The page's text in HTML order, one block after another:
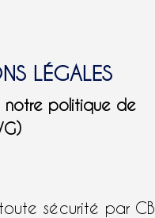
LÉGALES
notre politique de
sécurité par CB